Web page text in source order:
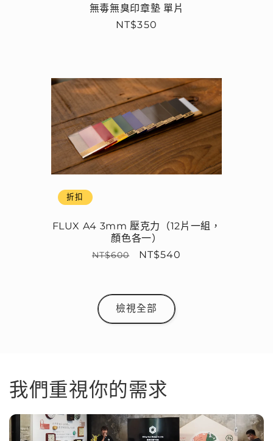
無毒無臭印章墊 單片
定
NT$350
折扣
FLUX A4 3mm 壓克力（12片一組，
顏色各一）
定
NT$600
售
NT$540
檢視全部
我們重視你的需求